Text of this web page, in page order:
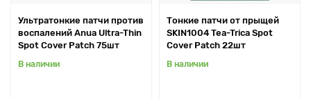
Ультратонкие патчи против
воспалений Anua Ultra-Thin
Spot Cover Patch 75шт
В наличии
Тонкие патчи от прыщей
SKIN1004 Tea-Trica Spot
Cover Patch 22шт
В наличии